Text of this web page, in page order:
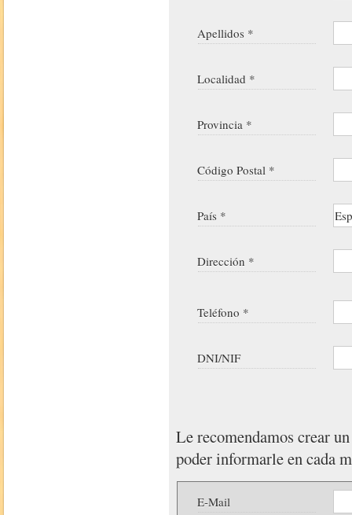
Apellidos *
Localidad *
Provincia *
Código Postal *
País *
Dirección *
Teléfono *
DNI/NIF
Le recomendamos crear
poder informarle en cada
E-Mail